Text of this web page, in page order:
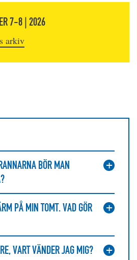
7-8 | 2026
arkiv
BÖR MAN
PÅ MIN TOMT. VAD GÖR
VART VÄNDER JAG MIG?